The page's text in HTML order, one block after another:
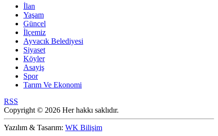
İlan
Yaşam
Güncel
İlçemiz
Ayvacık Belediyesi
Siyaset
Köyler
Asayiş
Spor
Tarım Ve Ekonomi
RSS
Copyright © 2026 Her hakkı saklıdır.
Yazılım & Tasarım: WK Bilişim